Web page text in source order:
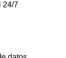
24/7